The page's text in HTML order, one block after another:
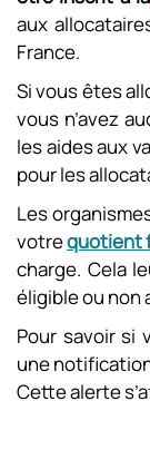
aux
France.
Si vous êtes
vous n’avez
les aides aux
pour les
Les
votrequotient
charge. Cela
éligible ou non
Pour savoir si
une
Cette alerte